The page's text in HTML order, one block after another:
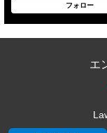
フォロー
エ